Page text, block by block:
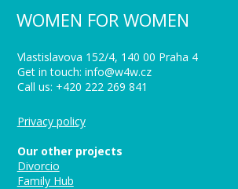
WOMEN FOR WOMEN
Vlastislavova 152/4, 140 00 Praha 4
Get in touch: info@w4w.cz
Call us: +420 222 269 841
Privacy policy
Our other projects
Divorcio
Family Hub